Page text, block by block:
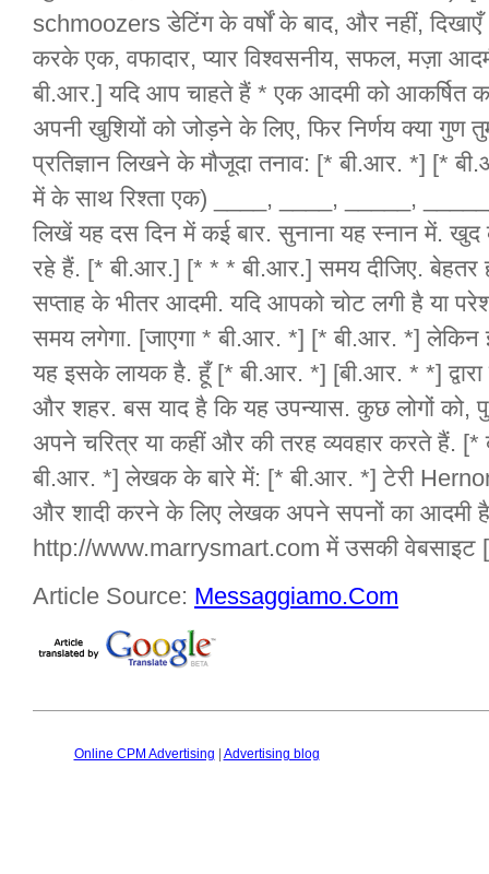
schmoozers डेटिंग के वर्षों के बाद, और नहीं,
करके एक, वफादार, प्यार विश्वसनीय, सफल, मज़ा
बी.आर.] यदि आप चाहते हैं * एक आदमी को आकर्षित
अपनी खुशियों को जोड़ने के लिए, फिर निर्णय क्या
प्रतिज्ञान लिखने के मौजूदा तनाव: [* बी.आर. *] [*
में के साथ रिश्ता एक) ____, ____, _____,
लिखें यह दस दिन में कई बार. सुनाना यह स्नान में. खुद
रहे हैं. [* बी.आर.] [* * * बी.आर.] समय दीजिए. बेहतर
सप्ताह के भीतर आदमी. यदि आपको चोट लगी है या
समय लगेगा. [जाएगा * बी.आर. *] [* बी.आर. *]
यह इसके लायक है. हूँ [* बी.आर. *] [बी.आर. * *]
और शहर. बस याद है कि यह उपन्यास. कुछ लोगों को,
अपने चरित्र या कहीं और की तरह व्यवहार करते हैं.
बी.आर. *] लेखक के बारे में: [* बी.आर. *] टेरी
और शादी करने के लिए लेखक अपने सपनों का आदमी है.
http://www.marrysmart.com में उसकी वेबसाइट
Article Source: Messaggiamo.Com
Online CPM Advertising Advertising blog